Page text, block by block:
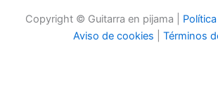
Copyright © Guitarra en pijama |
Aviso de cookies
Términos